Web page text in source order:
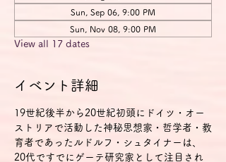
Sun, Sep 06, 9:00 PM
Sun, Nov 08, 9:00 PM
View all 17 dates
イベント詳細
19世紀後半から20世紀初頭にドイツ・オー
ストリアで活動した神秘思想家・哲学者・教
育者であったルドルフ・シュタイナーは、
20代ですでにゲーテ研究家として注目され